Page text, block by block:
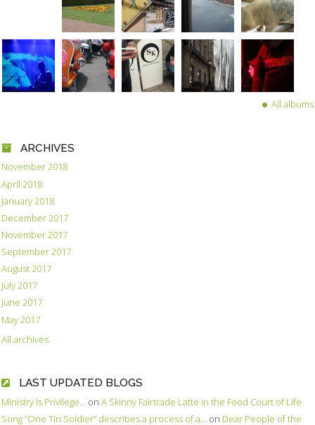
All albums
ARCHIVES
November 2018
April 2018
January 2018
December 2017
November 2017
September 2017
August 2017
July 2017
June 2017
May 2017
All archives
LAST UPDATED BLOGS
Ministry is Privilege... on A Skinny Fairtrade Latte in the Food Court of Life
Song ”One Tin Soldier” describes a process of a... on Dear People of the